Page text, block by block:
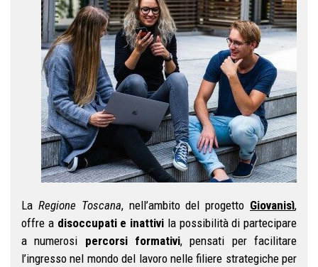
La Regione Toscana, nell’ambito del progetto Giovanisì,
offre adisoccupati e inattivi la possibilità di partecipare
a numerosi percorsi formativi, pensati per facilitare
l’ingresso nel mondo del lavoro nelle filiere strategiche per